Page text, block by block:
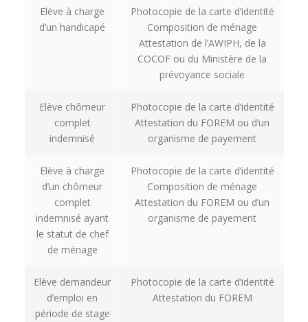
Elève à charge
d’un handicapé
Photocopie de la carte d’identité
Composition de ménage
Attestation de l’AWIPH, de la
COCOF ou du Ministère de la
prévoyance sociale
Elève chômeur
complet
indemnisé
Photocopie de la carte d’identité
Attestation du FOREM ou d’un
organisme de payement
Elève à charge
d’un chômeur
complet
indemnisé ayant
le statut de chef
de ménage
Photocopie de la carte d’identité
Composition de ménage
Attestation du FOREM ou d’un
organisme de payement
Elève demandeur
d’emploi en
période de stage
Photocopie de la carte d’identité
Attestation du FOREM